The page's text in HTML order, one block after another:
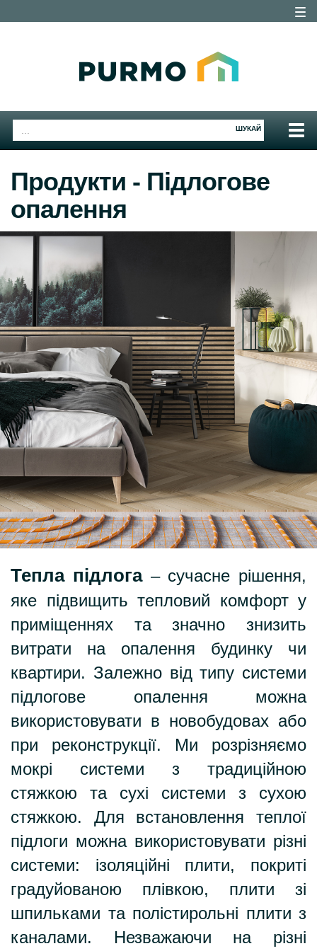
ШУКАЙ
Продукти - Підлогове
опалення
Тепла підлога– сучасне рішення,
яке підвищить тепловий комфорт у
приміщеннях та значно знизить
витрати на опалення будинку чи
квартири. Залежно від типу системи
підлогове опалення можна
використовувати в новобудовах або
при реконструкції. Ми розрізняємо
мокрі системи з традиційною
стяжкою та сухі системи з сухою
стяжкою. Для встановлення теплої
підлоги можна використовувати різні
системи: ізоляційні плити, покриті
градуйованою плівкою, плити зі
шпильками та полістирольні плити з
каналами. Незважаючи на різні